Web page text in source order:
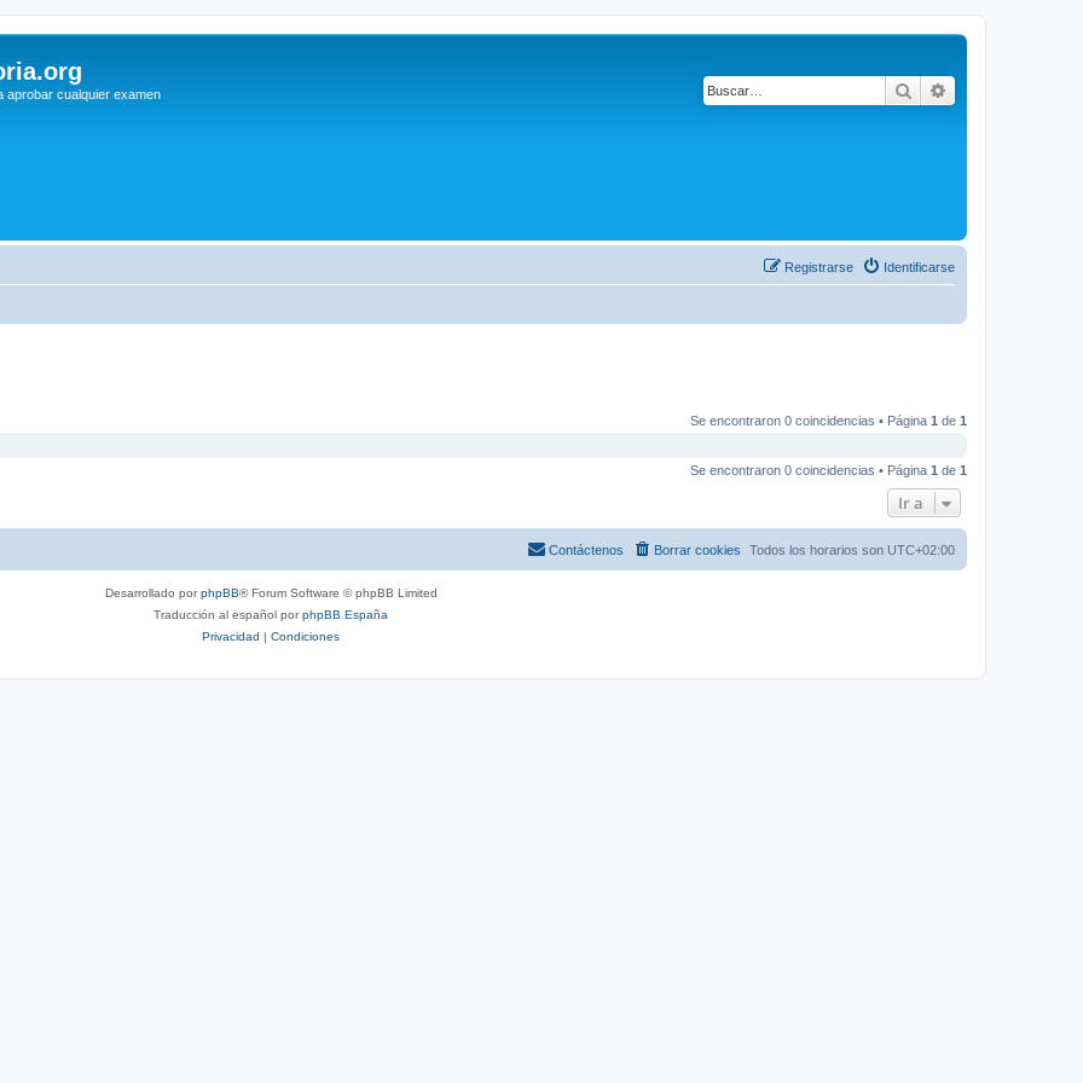
aprobar cualquier examen Buscar
Identificarse
Registrarse
Se encontraron 0 coincidencias • Página 1 de 1
Se encontraron 0 coincidencias • Página 1 de 1
Ir a
Todos los horarios son UTC+02:00
Borrar cookies
Contáctenos
Desarrollado porphpBB® Forum Software © phpBB Limited
Traducción al español porphpBB España
Privacidad | Condiciones